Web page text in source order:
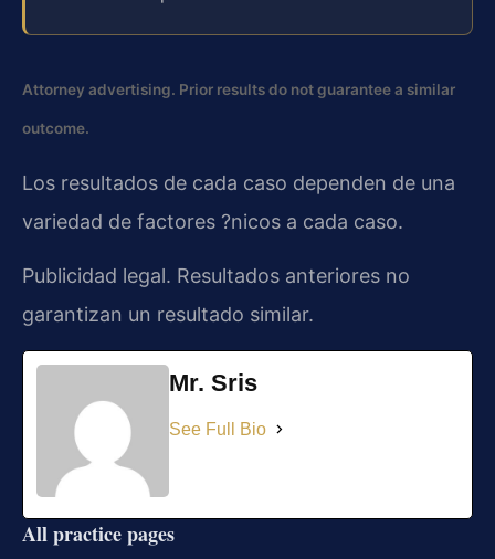
Attorney advertising. Prior results do not guarantee a similar
outcome.
Los resultados de cada caso dependen de una
variedad de factores ?nicos a cada caso.
Publicidad legal. Resultados anteriores no
garantizan un resultado similar.
Mr. Sris
See Full Bio
All practice pages